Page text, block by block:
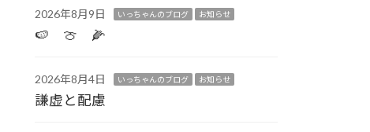
2026年8月9日 いっちゃんのブログ お知らせ
🍉 🍈 🌽
2026年8月4日 いっちゃんのブログ お知らせ
謙虚と配慮